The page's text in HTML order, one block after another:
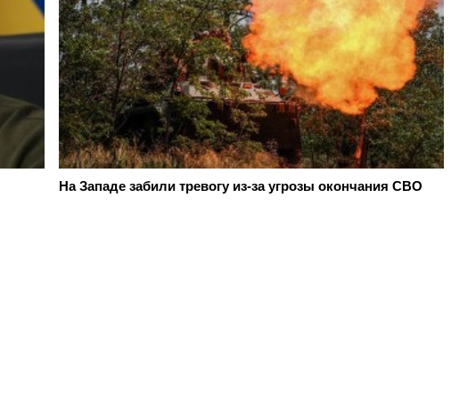
На Западе забили тревогу из-за угрозы окончания СВО